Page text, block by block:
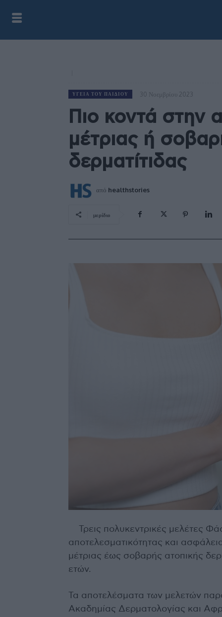
ΥΓΕΊΑ ΤΟΥ ΠΑΙΔΙΟΎ 30 Νοεμβρίου 2023
Πιο κοντά στην
μέτριας ή
δερματίτιδας
από healthstories
μερίδιο
Τρεις πολυκεντρικές μελέτες
αποτελεσματικότητας και
μέτριας έως σοβαρής ατοπικής
ετών.
Τα αποτελέσματα των μελετών
Ακαδημίας Δερματολογίας και